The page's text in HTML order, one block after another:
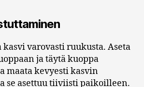
kasvi varovasti ruukusta. Aseta
ja täytä kuoppa
maata kevyesti kasvin
se asettuu tiiviisti paikoilleen.